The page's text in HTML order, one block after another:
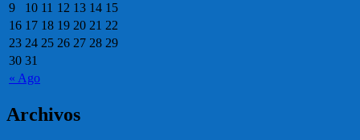
« Ago
9
10 11 12 13 14 15
16 17 18 19 20 21 22
23 24 25 26 27 28 29
30 31
Archivos